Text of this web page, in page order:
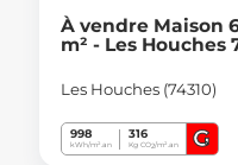
À vendre Maison
m² - Les Houches
Les Houches (74310)
998
kWh/m².an
316
Kg CO2/m².an G